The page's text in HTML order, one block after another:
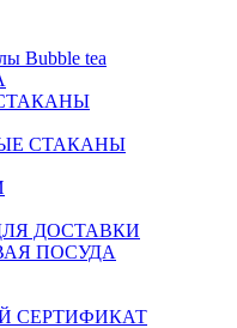
Bubble tea
СТАКАНЫ
ДОСТАВКИ
ПОСУДА
СЕРТИФИКАТ